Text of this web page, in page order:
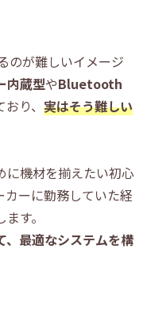
のが難しいイメージ
内蔵型やBluetooth
り、 実はそう難しい
に機材を揃えたい初心
ーに勤務していた経
す。
、最適なシステムを構